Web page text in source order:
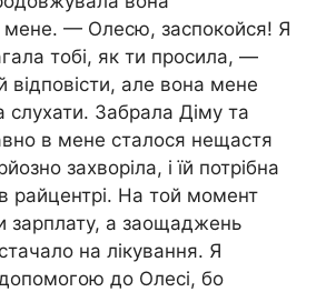
мене. — Олесю, заспокойся! Я
тобі, як ти просила, —
відповісти, але вона мене
слухати. Забрала Діму та
в мене сталося нещастя
захворіла, і їй потрібна
райцентрі. На той момент
зарплату, а заощаджень
на лікування. Я
до Олесі, бо